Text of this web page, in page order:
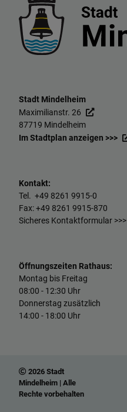
Stadt Mindelheim
Maximilianstr. 26
87719 Mindelheim
Im Stadtplan anzeigen >>>
Kontakt:
Tel. +49 8261 9915-0
Fax: +49 8261 9915-870
Sicheres Kontaktformular >>>
Öffnungszeiten Rathaus:
Montag bis Freitag
08:00 - 12:30 Uhr
Donnerstag zusätzlich
14:00 - 18:00 Uhr
2026 Stadt
Mindelheim | Alle
Rechte vorbehalten